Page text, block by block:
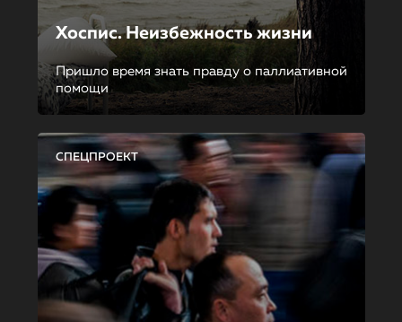
Хоспис. Неизбежность жизни
Пришло время знать правду о паллиативной
помощи
СПЕЦПРОЕКТ